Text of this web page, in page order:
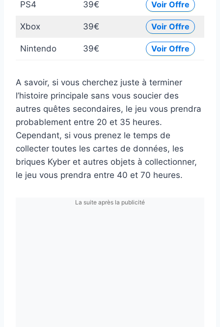
PS4 39€ Voir Offre
Xbox 39€ Voir Offre
Nintendo 39€ Voir Offre
A savoir, si vous cherchez juste à terminer
l’histoire principale sans vous soucier des
autres quêtes secondaires, le jeu vous prendra
probablement entre 20 et 35 heures.
Cependant, si vous prenez le temps de
collecter toutes les cartes de données, les
briques Kyber et autres objets à collectionner,
le jeu vous prendra entre 40 et 70 heures.
La suite après la publicité